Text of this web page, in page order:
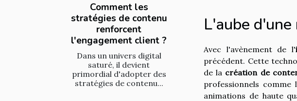
Comment les
stratégies de contenu
renforcent
l'engagement client ?
Dans un univers digital
saturé, il devient
primordial d'adopter des
stratégies de contenu...
L'aube
Avec l'avènement de l'
précédent. Cette
de la création de
professionnels comme
animations de haute